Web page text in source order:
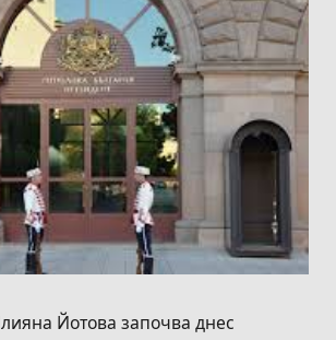
Йотова започва днес